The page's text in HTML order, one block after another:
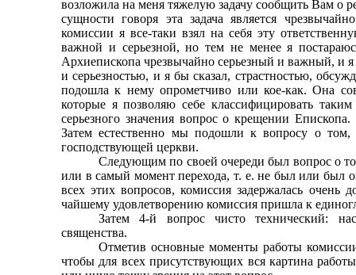
возложила на меня тяжелую задачу сообщить Вам о
сущности говоря эта задача является
комиссии я все-таки взял на себя эту
важной и серьезной, но тем не менее я
Архиепископа чрезвычайно серьезный и важный, и
и серьезностью, и я бы сказал, страстностью,
подошла к нему опрометчиво или кое-как. Она
которые я позволяю себе классифицировать
серьезного значения вопрос о крещении
Затем естественно мы подошли к вопросу о
господствующей церкви.
Следующим по своей очереди был вопрос о
или в самый момент перехода, т. е. не был или был
всех этих вопросов, комиссия задержалась
чайшему удовлетворению комиссия пришла к
Затем 4-й вопрос чисто технический:
священства.
Отметив основные моменты работы
чтобы для всех присутствующих вся картина